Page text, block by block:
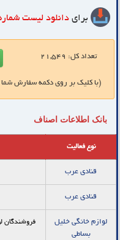
برای دانلود لیست
تعداد کل: 21,549
(با کلیک بر روی دکمه سفارش شما
بانک اطلاعات اصناف
نوع فعالیت
قنادی عرب
قنادی عرب
لوازم خانگی خلیل
بساطی
فروشندگان